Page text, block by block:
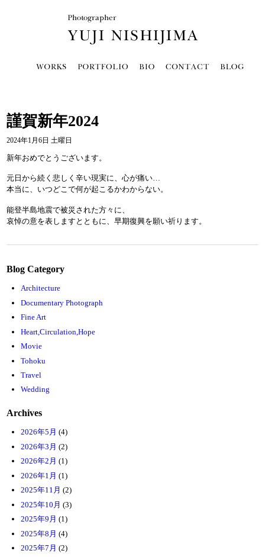
謹賀新年2024
2024年1月6日 土曜日
新年おめでとうございます。
元日から続く悲しく辛い現実に、心が痛い…
本当に、いつどこで何が起こるかわからない。
能登半島地震で被災された方々に、
哀悼の意を表しますとともに、早期復興を願い祈ります。
Blog Category
Architecture
Documentary Photograph
Fine Art
Heart,Circulation,Hope
Movie
Tohoku
Travel
Wedding
Archives
2026年5月 (4)
2026年3月 (2)
2026年2月 (1)
2026年1月 (1)
2025年11月 (2)
2025年10月 (3)
2025年9月 (1)
2025年8月 (4)
2025年7月 (2)